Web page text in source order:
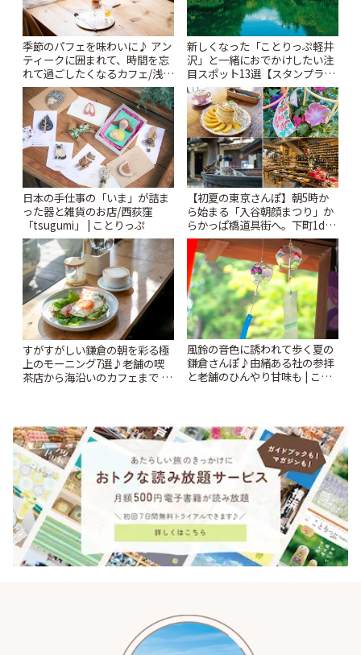
季節のパフェを味わいに♪ アン
ティークに囲まれて、時間を忘
れて過ごしたくなるカフェ/浅草
「annorum cafe」 | ことりっぷ
新しくなった「ことりっぷ軽井
沢」と一緒におでかけしたい注
目スポット13選【スタンプラリ
ー開催中】 | ことりっぷ
日本の手仕事の「いま」が詰ま
った器と雑貨のお店/西荻窪
「tsugumi」 | ことりっぷ
【初夏の東京さんぽ】朝5時か
ら始まる「入谷朝顔まつり」か
らかっぱ橋道具街へ。下町1day
さんぽプラン | ことりっぷ
すがすがしい鎌倉の朝を彩る極
上のモーニング7選♪老舗の喫
茶店から海沿いのカフェまで |
風鈴の音色に誘われて歩く夏の
鎌倉さんぽ♪由緒ある社の参拝
と老舗のひんやり甘味も | こと